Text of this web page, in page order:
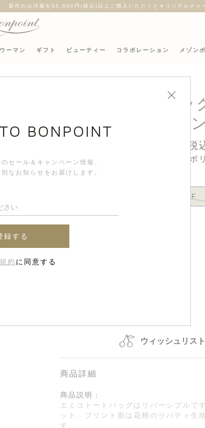
入いただくとオリジナルチャームをプレゼント
ウーマン ギフト ビューティー コラボレーション メゾン
エリコトートーバッ
ームプリ
34,100円(税
カラー : アイボ
ONE SIZE
ウィッシュリス
商品詳細
商品説明：
エミコトートバッグはリバーシブルで
ット、プリント面は花柄のリバティ生
す。
BONPOINT
セール＆キャンペーン情報、
なお知らせをお届けします。
録する
約 に同意する